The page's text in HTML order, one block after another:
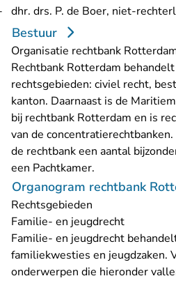
dhr. drs. P. de Boer, niet-
Bestuur
Organisatie rechtbank
Rechtbank Rotterdam
rechtsgebieden: civiel recht,
kanton. Daarnaast is de
bij rechtbank Rotterdam en is
van de
de rechtbank een aantal
een Pachtkamer.
Organogram rechtbank
Rechtsgebieden
Familie- en jeugdrecht
Familie- en jeugdrecht
familiekwesties en jeugdzaken.
onderwerpen die hieronder